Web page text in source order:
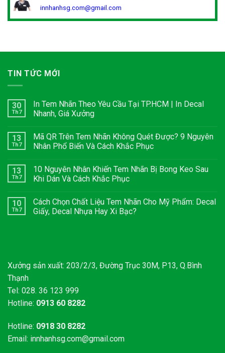
innhanhsg.com@gmail.com
TIN TỨC MỚI
30
Th7
In Tem Nhãn Theo Yêu Cầu Tại TP.HCM | In Decal
Nhanh, Giá Xưởng
13
Th7
Mã QR Trên Tem Nhãn Không Quét Được? 9 Nguyên
Nhân Phổ Biến Và Cách Khắc Phục
13
Th7
10 Nguyên Nhân Khiến Tem Nhãn Bị Bong Keo Sau
Khi Dán Và Cách Khắc Phục
10
Th7
Cách Chọn Chất Liệu Tem Nhãn Cho Mỹ Phẩm: Decal
Giấy, Decal Nhựa Hay Xi Bạc?
Xưởng sản xuất: 203/2/3, Đường Trục 30M, P13, Q.Bình
Thạnh
Tel: 028. 36 123 999
Hotline: 0913 60 8282
Hotline: 0918 30 8282
Email: innhanhsg.com@gmail.com